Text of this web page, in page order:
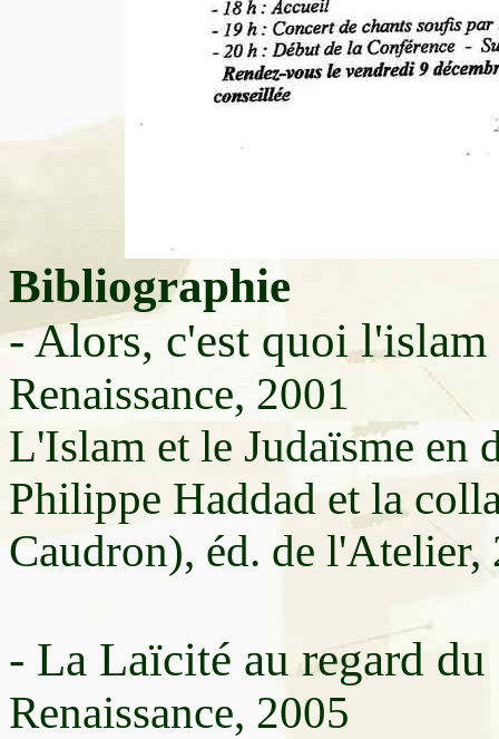
Bibliographie
- Alors, c'est quoi
Renaissance, 2001
L'Islam et le Judaïsme en
Philippe Haddad et la
Caudron), éd. de l'Atelier,
- La Laïcité au regard
Renaissance, 2005